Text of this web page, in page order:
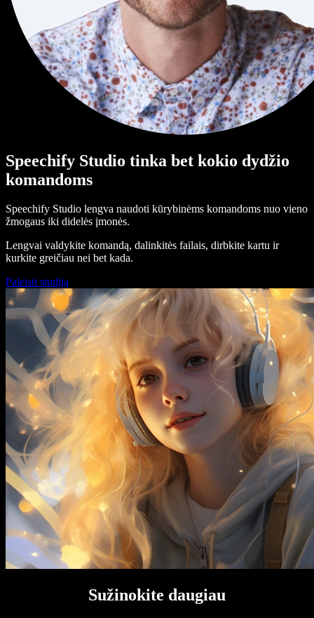
Speechify Studio tinka bet kokio dydžio
komandoms
Speechify Studio lengva naudoti kūrybinėms komandoms nuo vieno
žmogaus iki didelės įmonės.
Lengvai valdykite komandą, dalinkitės failais, dirbkite kartu ir
kurkite greičiau nei bet kada.
Paleisti studiją
Sužinokite daugiau